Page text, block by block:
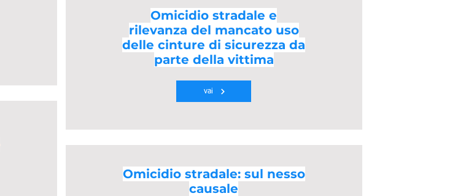
Omicidio stradale e
rilevanza del mancato uso
delle cinture di sicurezza da
parte della vittima
vai
Omicidio stradale: sul nesso
causale